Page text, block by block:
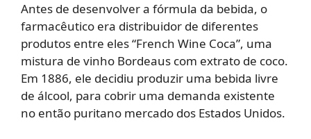
Antes de desenvolver a fórmula da bebida, o
farmacêutico era distribuidor de diferentes
produtos entre eles “French Wine Coca”, uma
mistura de vinho Bordeaus com extrato de coco.
Em 1886, ele decidiu produzir uma bebida livre
de álcool, para cobrir uma demanda existente
no então puritano mercado dos Estados Unidos.